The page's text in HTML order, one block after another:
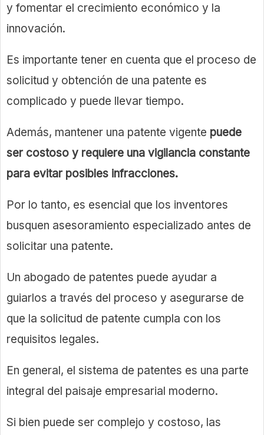
y fomentar el crecimiento económico y la
innovación.
Es importante tener en cuenta que el proceso de
solicitud y obtención de una patente es
complicado y puede llevar tiempo.
Además, mantener una patente vigente puede
ser costoso y requiere una vigilancia constante
para evitar posibles infracciones.
Por lo tanto, es esencial que los inventores
busquen asesoramiento especializado antes de
solicitar una patente.
Un abogado de patentes puede ayudar a
guiarlos a través del proceso y asegurarse de
que la solicitud de patente cumpla con los
requisitos legales.
En general, el sistema de patentes es una parte
integral del paisaje empresarial moderno.
Si bien puede ser complejo y costoso, las